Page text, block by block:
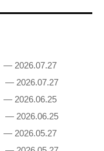
— 2026.07.27
— 2026.07.27
— 2026.06.25
— 2026.06.25
— 2026.05.27